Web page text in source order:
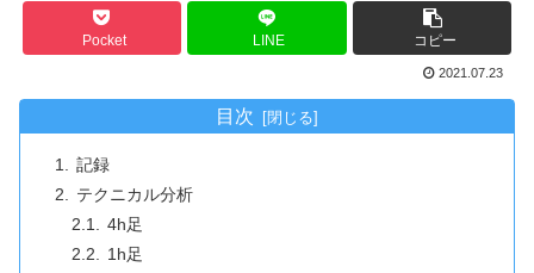
Pocket LINE コピー
2021.07.23
目次
記録
テクニカル分析
4h足
1h足